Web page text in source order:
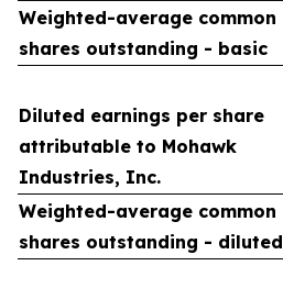
Weighted-average common
shares outstanding - basic
Diluted earnings per share
attributable to Mohawk
Industries, Inc.
Weighted-average common
shares outstanding - diluted